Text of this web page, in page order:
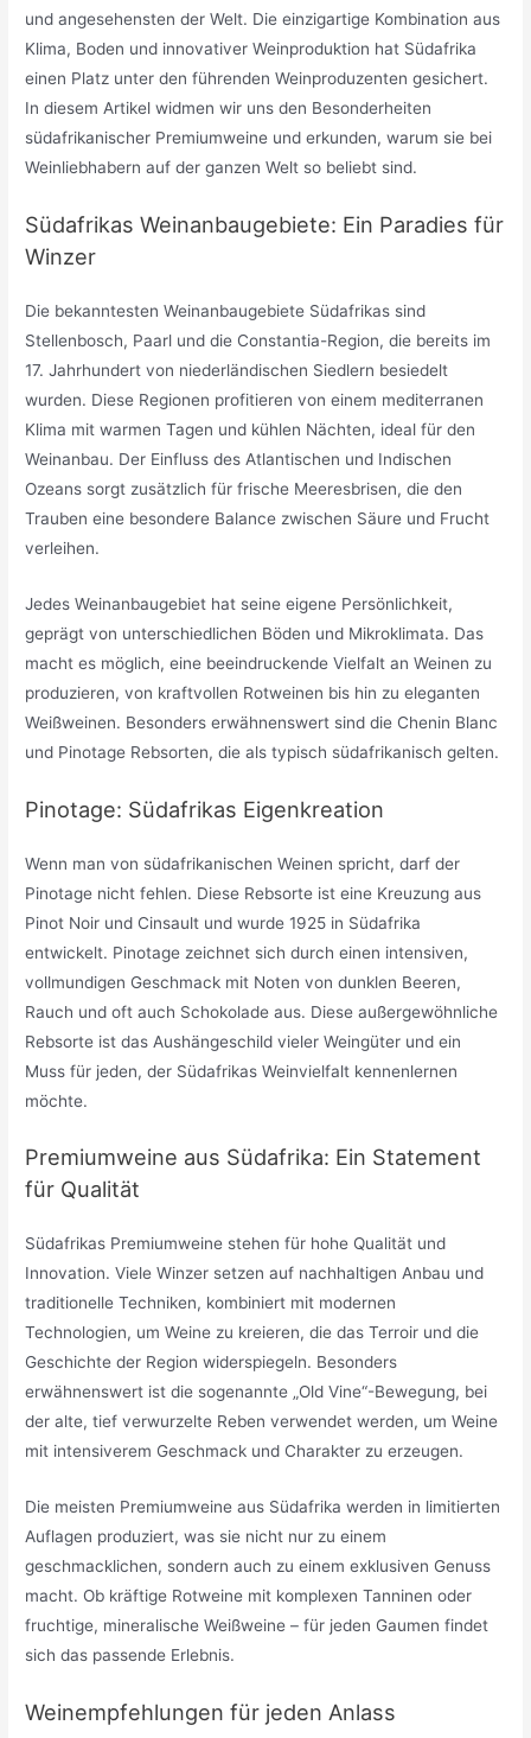
und angesehensten der Welt. Die einzigartige Kombination aus
Klima, Boden und innovativer Weinproduktion hat Südafrika
einen Platz unter den führenden Weinproduzenten gesichert.
In diesem Artikel widmen wir uns den Besonderheiten
südafrikanischer Premiumweine und erkunden, warum sie bei
Weinliebhabern auf der ganzen Welt so beliebt sind.
Südafrikas Weinanbaugebiete: Ein Paradies für
Winzer
Die bekanntesten Weinanbaugebiete Südafrikas sind
Stellenbosch, Paarl und die Constantia-Region, die bereits im
17. Jahrhundert von niederländischen Siedlern besiedelt
wurden. Diese Regionen profitieren von einem mediterranen
Klima mit warmen Tagen und kühlen Nächten, ideal für den
Weinanbau. Der Einfluss des Atlantischen und Indischen
Ozeans sorgt zusätzlich für frische Meeresbrisen, die den
Trauben eine besondere Balance zwischen Säure und Frucht
verleihen.
Jedes Weinanbaugebiet hat seine eigene Persönlichkeit,
geprägt von unterschiedlichen Böden und Mikroklimata. Das
macht es möglich, eine beeindruckende Vielfalt an Weinen zu
produzieren, von kraftvollen Rotweinen bis hin zu eleganten
Weißweinen. Besonders erwähnenswert sind die Chenin Blanc
und Pinotage Rebsorten, die als typisch südafrikanisch gelten.
Pinotage: Südafrikas Eigenkreation
Wenn man von südafrikanischen Weinen spricht, darf der
Pinotage nicht fehlen. Diese Rebsorte ist eine Kreuzung aus
Pinot Noir und Cinsault und wurde 1925 in Südafrika
entwickelt. Pinotage zeichnet sich durch einen intensiven,
vollmundigen Geschmack mit Noten von dunklen Beeren,
Rauch und oft auch Schokolade aus. Diese außergewöhnliche
Rebsorte ist das Aushängeschild vieler Weingüter und ein
Muss für jeden, der Südafrikas Weinvielfalt kennenlernen
möchte.
Premiumweine aus Südafrika: Ein Statement
für Qualität
Südafrikas Premiumweine stehen für hohe Qualität und
Innovation. Viele Winzer setzen auf nachhaltigen Anbau und
traditionelle Techniken, kombiniert mit modernen
Technologien, um Weine zu kreieren, die das Terroir und die
Geschichte der Region widerspiegeln. Besonders
erwähnenswert ist die sogenannte „Old Vine“-Bewegung, bei
der alte, tief verwurzelte Reben verwendet werden, um Weine
mit intensiverem Geschmack und Charakter zu erzeugen.
Die meisten Premiumweine aus Südafrika werden in limitierten
Auflagen produziert, was sie nicht nur zu einem
geschmacklichen, sondern auch zu einem exklusiven Genuss
macht. Ob kräftige Rotweine mit komplexen Tanninen oder
fruchtige, mineralische Weißweine – für jeden Gaumen findet
sich das passende Erlebnis.
Weinempfehlungen für jeden Anlass